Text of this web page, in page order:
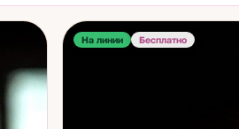
принципиально: инструмент ясности не
давления. Если вы чувствуете,
картину целиком — помогу
На линии Бесплатно